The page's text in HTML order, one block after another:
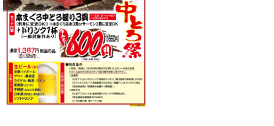
グループ会社
会社概要
沿革
経営陣
飲食事業紹介トップ
や台ずし
ニパチ
IR（株主・投資家）情報
IR情報トップ
会長メッセージ
採用情報
採用情報トップ
店舗物件・店舗施工管理業者の募集